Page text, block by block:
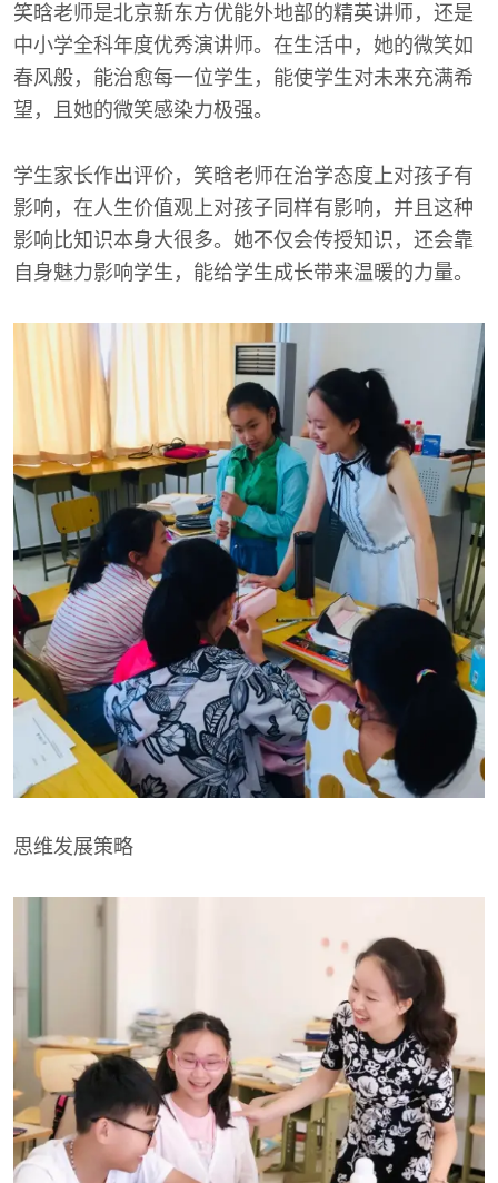
笑晗老师是北京新东方优能外地部的精英讲师，还是
中小学全科年度优秀演讲师。在生活中，她的微笑如
春风般，能治愈每一位学生，能使学生对未来充满希
望，且她的微笑感染力极强。
学生家长作出评价，笑晗老师在治学态度上对孩子有
影响，在人生价值观上对孩子同样有影响，并且这种
影响比知识本身大很多。她不仅会传授知识，还会靠
自身魅力影响学生，能给学生成长带来温暖的力量。
思维发展策略